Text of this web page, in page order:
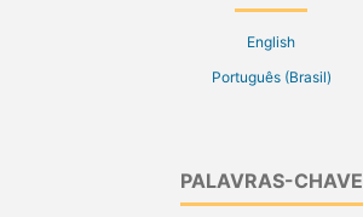
English
Português (Brasil)
PALAVRAS-CHAVE